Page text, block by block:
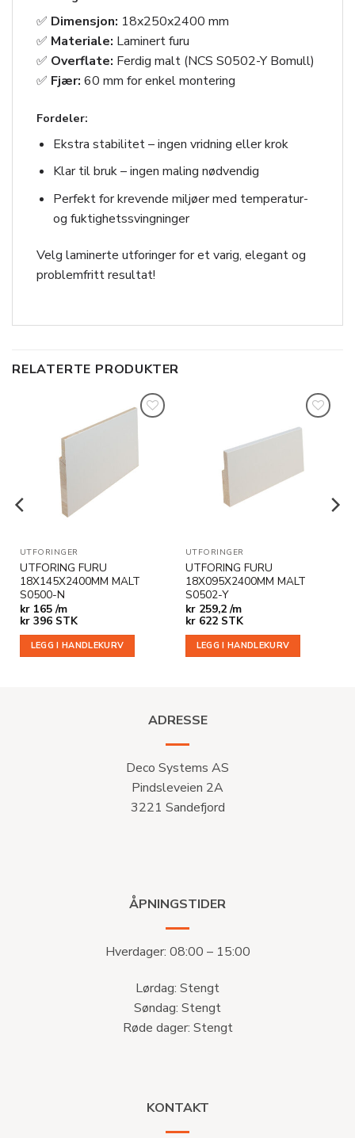
✅ Dimensjon: 18x250x2400 mm
✅ Materiale: Laminert furu
✅ Overflate: Ferdig malt (NCS S0502-Y Bomull)
✅ Fjær: 60 mm for enkel montering
Fordeler:
Ekstra stabilitet – ingen vridning eller krok
Klar til bruk – ingen maling nødvendig
Perfekt for krevende miljøer med temperatur-
og fuktighetssvingninger
Velg laminerte utforinger for et varig, elegant og
problemfritt resultat!
RELATERTE PRODUKTER
ønskeliste
UTFORINGER
UTFORING FURU
18X145X2400MM MALT
S0500-N
kr165 /m
kr396 STK
LEGG I HANDLEKURV
UTFORINGER
UTFORING FURU
18X095X2400MM MALT
S0502-Y
kr259,2 /m
kr622 STK
LEGG I HANDLEKURV
ADRESSE
Deco Systems AS
Pindsleveien 2A
3221 Sandefjord
ÅPNINGSTIDER
Hverdager: 08:00 – 15:00
Lørdag: Stengt
Søndag: Stengt
Røde dager: Stengt
KONTAKT